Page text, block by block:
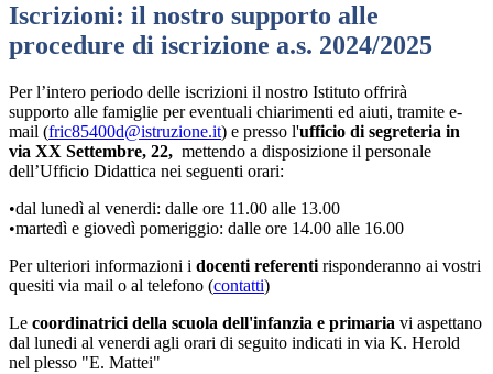
Iscrizioni: il nostro supporto alle
procedure di iscrizione a.s. 2024/2025
Per l’intero periodo delle iscrizioni il nostro Istituto offrirà
supporto alle famiglie per eventuali chiarimenti ed aiuti, tramite e-
mail (fric85400d@istruzione.it) e presso l'ufficio di segreteria in
via XX Settembre, 22, mettendo a disposizione il personale
dell’Ufficio Didattica nei seguenti orari:
•dal lunedì al venerdi: dalle ore 11.00 alle 13.00
•martedì e giovedì pomeriggio: dalle ore 14.00 alle 16.00
Per ulteriori informazioni i docenti referenti risponderanno ai vostri
quesiti via mail o al telefono (contatti)
Le coordinatrici della scuola dell'infanzia e primaria vi aspettano
dal lunedi al venerdi agli orari di seguito indicati in via K. Herold
nel plesso "E. Mattei"